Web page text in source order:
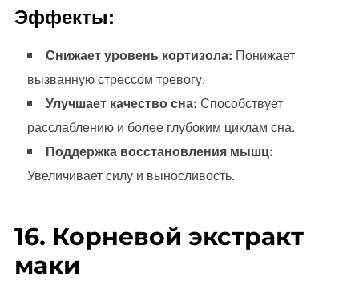
Эффекты:
Снижает уровень кортизола: Понижает
вызванную стрессом тревогу.
Улучшает качество сна: Способствует
расслаблению и более глубоким циклам сна.
Поддержка восстановления мышц:
Увеличивает силу и выносливость.
16. Корневой экстракт
маки